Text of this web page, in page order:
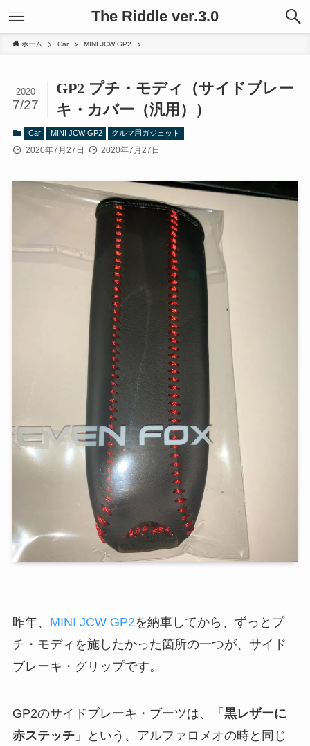
The Riddle ver.3.0
ホーム Car MINI JCW GP2
GP2 プチ・モディ（サイドブレー
キ・カバー（汎用））
2020
7/27
Car MINI JCW GP2 クルマ用ガジェット
2020年7月27日 2020年7月27日
昨年、 MINI JCW GP2を納車してから、ずっとプ
チ・モディを施したかった箇所の一つが、サイド
ブレーキ・グリップです。
GP2のサイドブレーキ・ブーツは、「 黒レザーに
赤ステッチ」という、アルファロメオの時と同じ